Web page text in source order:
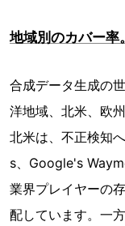
地域別のカバー率。
合成データ生成の
洋地域、北米、欧
北米は、不正検知
s、Google's
業界プレイヤーの
配しています。一